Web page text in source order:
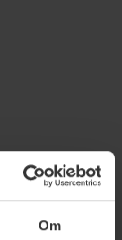
Om